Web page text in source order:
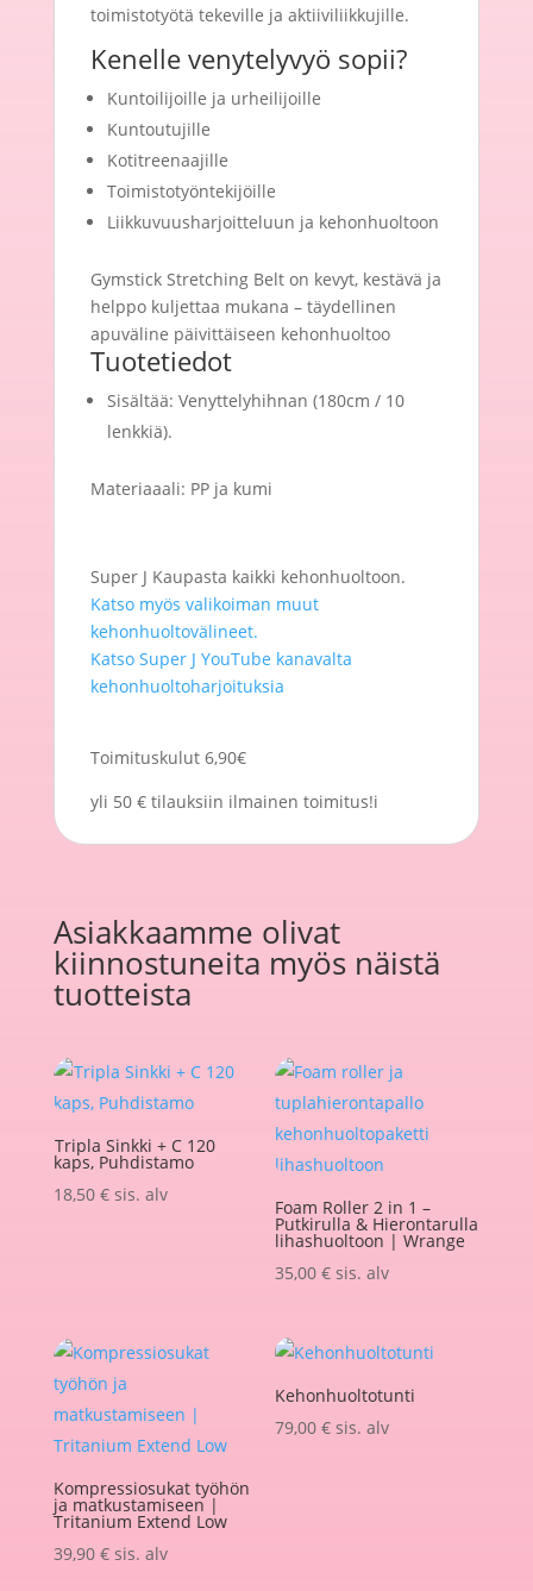
toimistotyötä tekeville ja aktiiviliikkujille.
Kenelle venytelyvyö sopii?
Kuntoilijoille ja urheilijoille
Kuntoutujille
Kotitreenaajille
Toimistotyöntekijöille
Liikkuvuusharjoitteluun ja kehonhuoltoon
Gymstick Stretching Belt on kevyt, kestävä ja
helppo kuljettaa mukana – täydellinen
apuväline päivittäiseen kehonhuoltoo
Tuotetiedot
Sisältää: Venyttelyhihnan (180cm / 10
lenkkiä).
Materiaaali: PP ja kumi
Super J Kaupasta kaikki kehonhuoltoon.
Katso myös valikoiman muut
kehonhuoltovälineet.
Katso Super J YouTube kanavalta
kehonhuoltoharjoituksia
Toimituskulut 6,90€
yli 50 € tilauksiin ilmainen toimitus!i
Asiakkaamme olivat
kiinnostuneita myös näistä
tuotteista
Tripla Sinkki + C 120
kaps, Puhdistamo
18,50 € sis. alv
Foam Roller 2 in 1 –
Putkirulla & Hierontarulla
lihashuoltoon | Wrange
35,00€ sis. alv
Kompressiosukat työhön
ja matkustamiseen |
Tritanium Extend Low
39,90 € sis. alv
Kehonhuoltotunti
79,00€ sis. alv